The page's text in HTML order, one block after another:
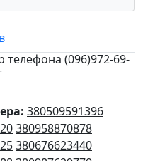
(096)972-69-
380509591396
380958870878
380676623440